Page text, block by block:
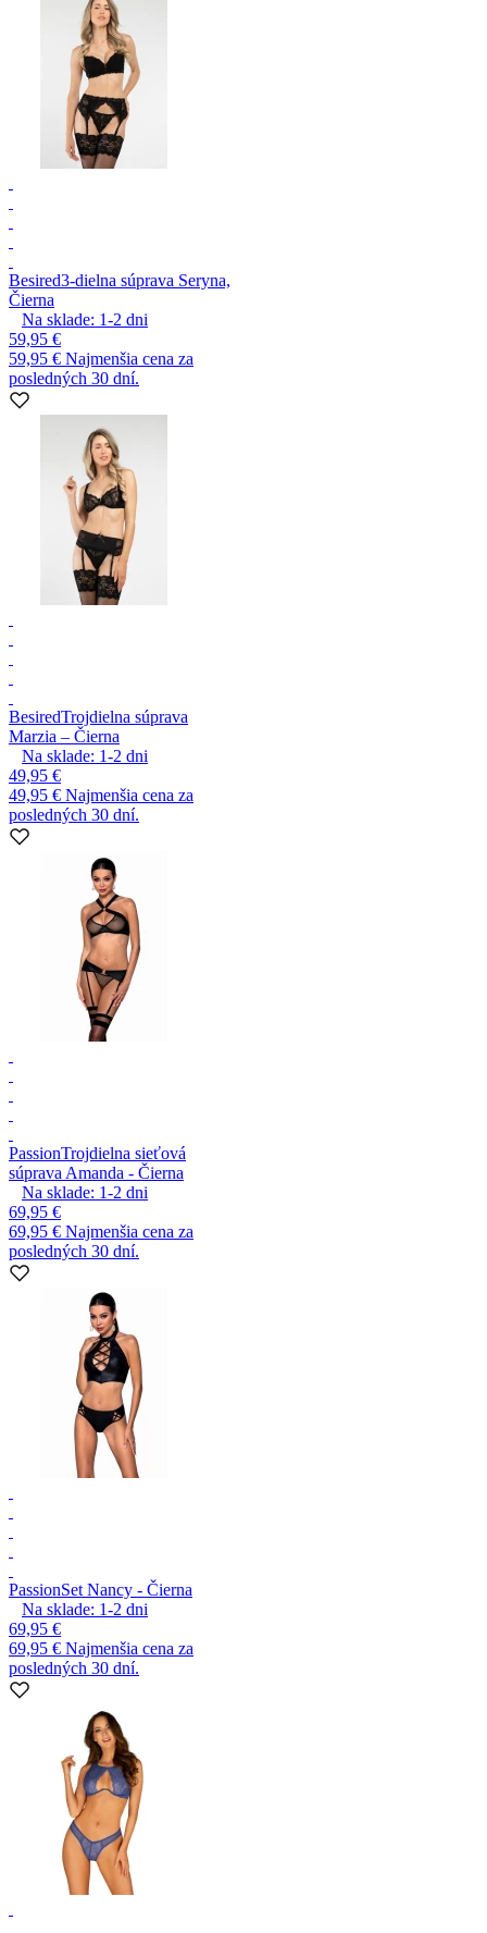
Besired3-dielna súprava Seryna,
Čierna
Na sklade: 1-2 dni
59,95 €
59,95 € Najmenšia cena za
posledných 30 dní.
BesiredTrojdielna súprava
Marzia – Čierna
Na sklade: 1-2 dni
49,95 €
49,95 € Najmenšia cena za
posledných 30 dní.
PassionTrojdielna sieťová
súprava Amanda - Čierna
Na sklade: 1-2 dni
69,95 €
69,95 € Najmenšia cena za
posledných 30 dní.
PassionSet Nancy - Čierna
Na sklade: 1-2 dni
69,95 €
69,95 € Najmenšia cena za
posledných 30 dní.